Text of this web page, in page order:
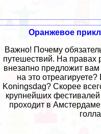
Оранжевое
Важно! Почему
путешествий. На
внезапно предложит вам
на это
Koningsdag? Скорее
крупнейших
проходит в